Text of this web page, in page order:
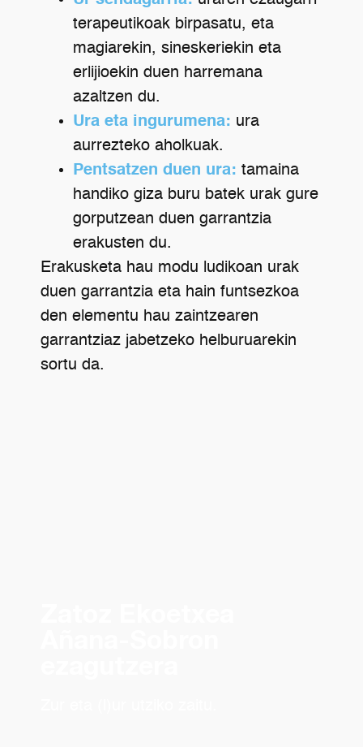
terapeutikoak birpasatu, eta
magiarekin, sineskeriekin eta
erlijioekin duen harremana
azaltzen du.
Ura eta ingurumena: ura
aurrezteko aholkuak.
Pentsatzen duen ura: tamaina
handiko giza buru batek urak gure
gorputzean duen garrantzia
erakusten du.
Erakusketa hau modu ludikoan urak
duen garrantzia eta hain funtsezkoa
den elementu hau zaintzearen
garrantziaz jabetzeko helburuarekin
sortu da.